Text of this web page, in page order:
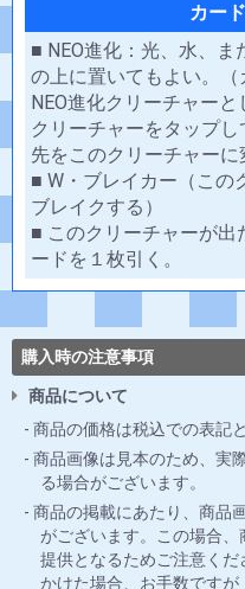
カー
■ NEO進化：光、水、
の上に置いてもよい。
NEO進化クリーチャー
クリーチャーをタップ
先をこのクリーチャーに
■ W・ブレイカー（この
ブレイクする）
■ このクリーチャーが出
ードを１枚引く。
購入時の注意事項
商品について
商品の価格は税込での表記
商品画像は見本のため、実
る場合がございます。
商品の掲載にあたり、商品
がございます。この場合
提供となるためご注意く
かけた場合、お手数です